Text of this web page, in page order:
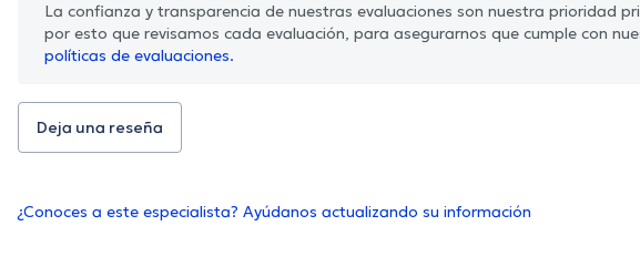
La confianza y transparencia de nuestras evaluaciones son nuestra prioridad
por esto que revisamos cada evaluación, para asegurarnos que cumple con
políticas de evaluaciones.
Deja una reseña
¿Conoces a este especialista? Ayúdanos actualizando su información